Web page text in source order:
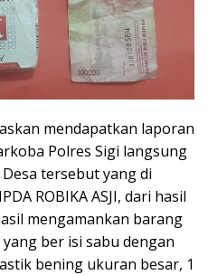
mendapatkan laporan
Polres Sigi langsung
tersebut yang di
ROBIKA ASJI, dari hasil
mengamankan barang
ber isi sabu dengan
bening ukuran besar, 1